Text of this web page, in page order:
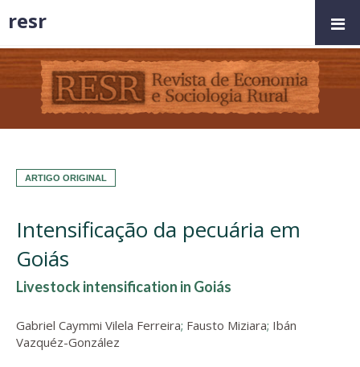
ARTIGO ORIGINAL
Intensificação da pecuária em
Goiás
Livestock intensification in Goiás
Gabriel Caymmi Vilela Ferreira; Fausto Miziara; Ibán
Vazquéz-González
resr